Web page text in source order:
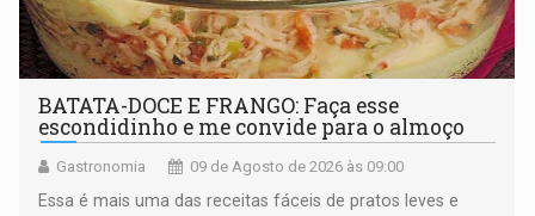
BATATA-DOCE E FRANGO: Faça esse
escondidinho e me convide para o almoço
Gastronomia 09 de Agosto de 2026 às 09:00
Essa é mais uma das receitas fáceis de pratos leves e